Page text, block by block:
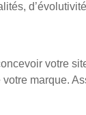
votre
marque.